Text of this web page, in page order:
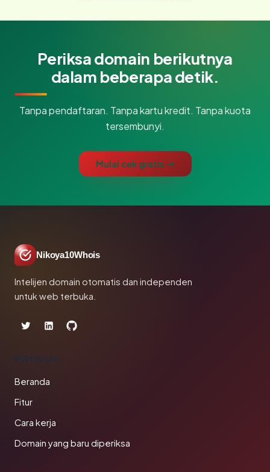
Periksa domain berikutnya
dalam beberapa detik.
Tanpa pendaftaran. Tanpa kartu kredit. Tanpa kuota
tersembunyi.
Mulai cek gratis →
Nikoya10Whois
Intelijen domain otomatis dan independen
untuk web terbuka.
PRODUK
Beranda
Fitur
Cara kerja
Domain yang baru diperiksa